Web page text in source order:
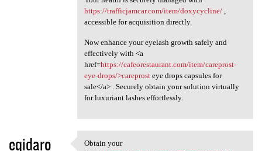
https://trafficjamcar.com/item/doxycycline/,
accessible for acquisition directly.
Now enhance your eyelash growth safely and
effectively with <a
href=https://cafeorestaurant.com/item/careprost-
eye-drops/>careprosteye drops capsules for
sale</a> . Securely obtain your solution virtually
for luxuriant lashes effortlessly.
eqidaro
Obtain your